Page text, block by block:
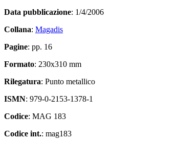
Data pubblicazione: 1/4/2006
Collana: Magadis
Pagine: pp. 16
Formato: 230x310 mm
Rilegatura: Punto metallico
ISMN: 979-0-2153-1378-1
Codice: MAG 183
Codice int.: mag183